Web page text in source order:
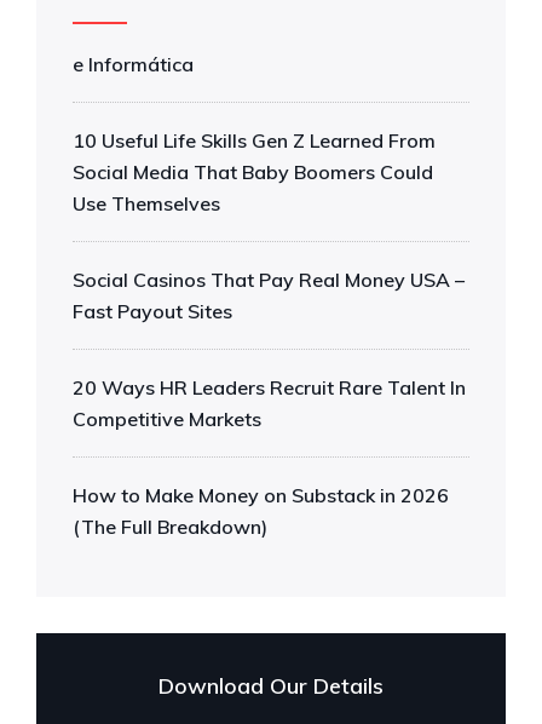
e Informática
10 Useful Life Skills Gen Z Learned From
Social Media That Baby Boomers Could
Use Themselves
Social Casinos That Pay Real Money USA –
Fast Payout Sites
20 Ways HR Leaders Recruit Rare Talent In
Competitive Markets
How to Make Money on Substack in 2026
(The Full Breakdown)
Download Our Details